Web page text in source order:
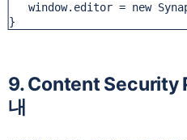
window.editor = new
}
9. Content Security
내